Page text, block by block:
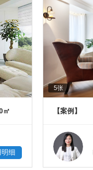
㎡
细
5张
【案例】